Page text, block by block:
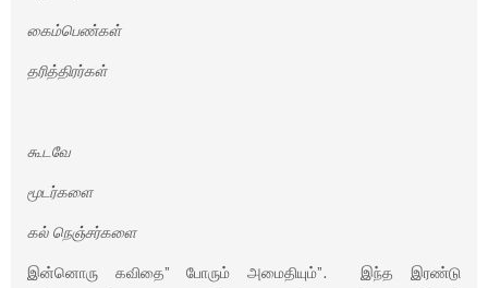
கைம்பெண்கள்
தரித்திரர்கள்
கூடவே
மூடர்களை
கல் நெஞ்சர்களை
இன்னொரு கவிதை” போரும் அமைதியும்”. இந்த இரண்டு